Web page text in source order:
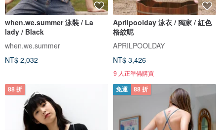
when.we.summer 泳裝 / La
lady / Black
when.we.summer
NT$ 2,032
Aprilpoolday 泳衣 / 獨家 / 紅色
格紋呢
APRILPOOLDAY
NT$ 3,426
9 人正準備購買
88 折 免運 88 折